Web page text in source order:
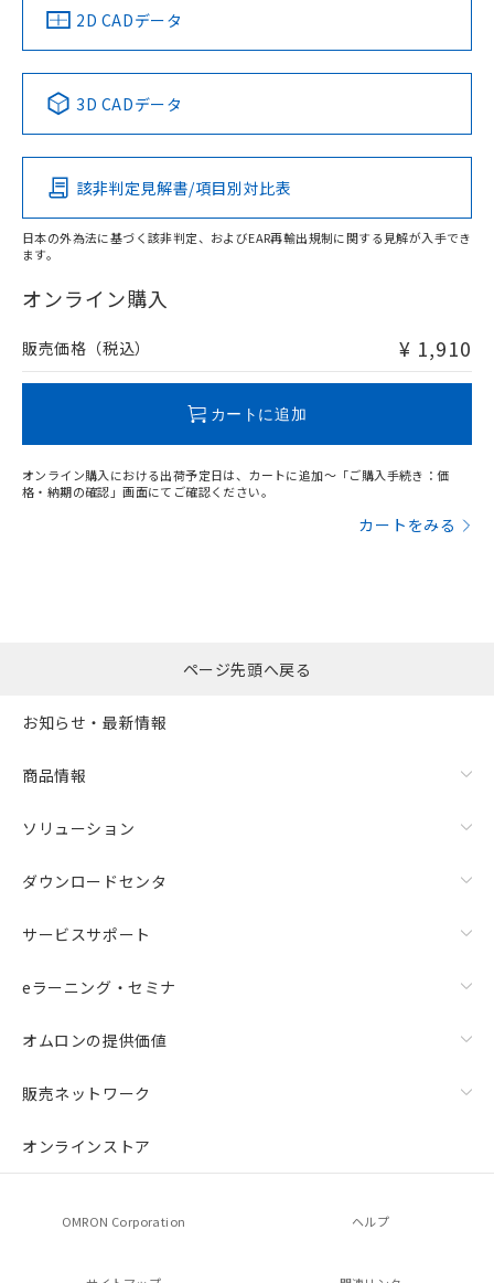
中国 RoHS 注意事項・凡例
Pb Hg Cd Cr(VI)
O
在庫等で未対応品が混在する可能性があります。
問い合わせください。
2D CADデータ
3D CADデータ
該非判定見解書/項目別対比表
日本の外為法に基づく該非判定、およびEAR再輸出規制に関する見解が入手でき
ます。
オンライン購入
販売価格（税込） ¥ 1,910
カートに追加
オンライン購入における出荷予定日は、カートに追加～「ご購入手続き：価
格・納期の確認」画面にてご確認ください。
カートをみる
ページ先頭へ戻る
お知らせ・最新情報
商品情報
ソリューション
ダウンロードセンタ
サービスサポート
eラーニング・セミナ
オムロンの提供価値
販売ネットワーク
オンラインストア
OMRON Corporation ヘルプ